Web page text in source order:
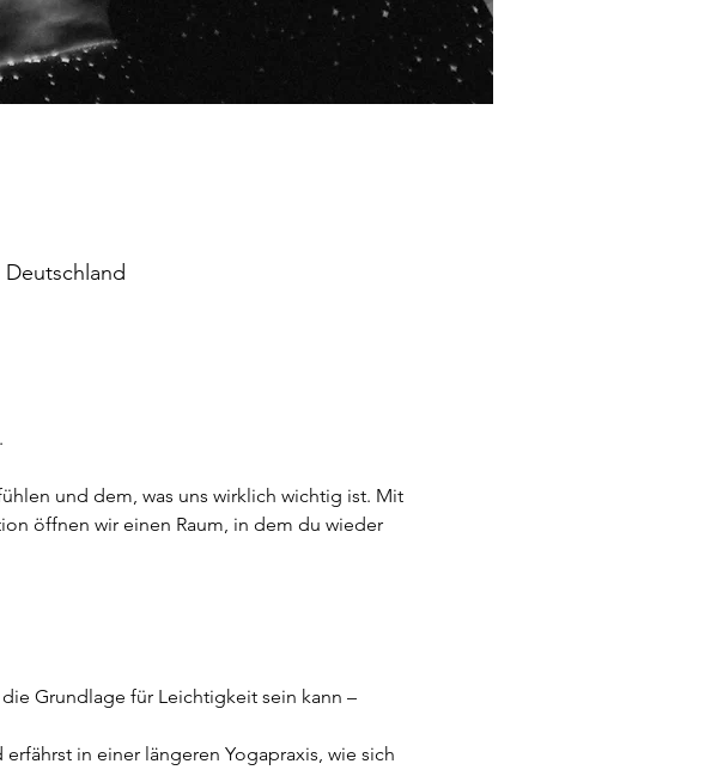
und dem, was uns wirklich wichtig ist. Mit
öffnen wir einen Raum, in dem du wieder
Grundlage für Leichtigkeit sein kann –
in einer längeren Yogapraxis, wie sich